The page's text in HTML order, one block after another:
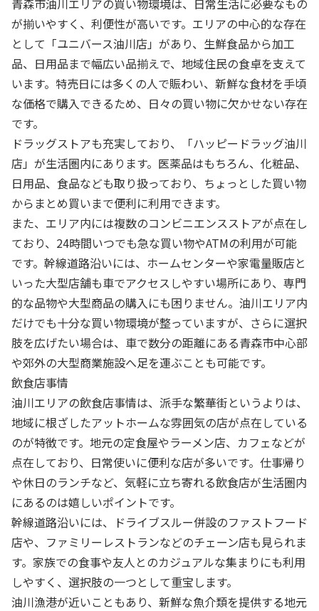
青森市油川エリアの買い物環境は、日常生活に必要なもの
が揃いやすく、利便性が高いです。エリアの中心的な存在
として「ユニバース油川店」があり、生鮮食品から加工
品、日用品まで幅広い品揃えで、地域住民の食卓を支えて
います。特売日には多くの人で賑わい、新鮮な食材を手頃
な価格で購入できるため、日々の買い物に欠かせない存在
です。
ドラッグストアも充実しており、「ハッピードラッグ油川
店」が生活圏内にあります。医薬品はもちろん、化粧品、
日用品、食品なども取り扱っており、ちょっとした買い物
からまとめ買いまで便利に利用できます。
また、エリア内には複数のコンビニエンスストアが点在し
ており、24時間いつでも急な買い物やATMの利用が可能
です。幹線道路沿いには、ホームセンターや家電量販店と
いった大型店舗も車でアクセスしやすい場所にあり、専門
的な品物や大型商品の購入にも困りません。油川エリア内
だけでも十分な買い物環境が整っていますが、さらに選択
肢を広げたい場合は、車で数分の距離にある青森市中心部
や郊外の大型商業施設へ足を運ぶことも可能です。
飲食店事情
油川エリアの飲食店事情は、派手な繁華街というよりは、
地域に根ざしたアットホームな雰囲気の店が点在している
のが特徴です。地元の定食屋やラーメン店、カフェなどが
点在しており、日常使いに便利な店が多いです。仕事帰り
や休日のランチなど、気軽に立ち寄れる飲食店が生活圏内
にあるのは嬉しいポイントです。
幹線道路沿いには、ドライブスルー併設のファストフード
店や、ファミリーレストランなどのチェーン店も見られま
す。家族での食事や友人とのカジュアルな集まりにも利用
しやすく、選択肢の一つとして重宝します。
油川漁港が近いこともあり、新鮮な魚介類を提供する地元